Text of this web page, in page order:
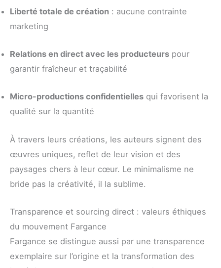
Liberté totale de création : aucune contrainte
marketing
Relations en direct avec les producteurs pour
garantir fraîcheur et traçabilité
Micro-productions confidentielles qui favorisent la
qualité sur la quantité
À travers leurs créations, les auteurs signent des
œuvres uniques, reflet de leur vision et des
paysages chers à leur cœur. Le minimalisme ne
bride pas la créativité, il la sublime.
Transparence et sourcing direct : valeurs éthiques
du mouvement Fargance
Fargance se distingue aussi par une transparence
exemplaire sur l’origine et la transformation des